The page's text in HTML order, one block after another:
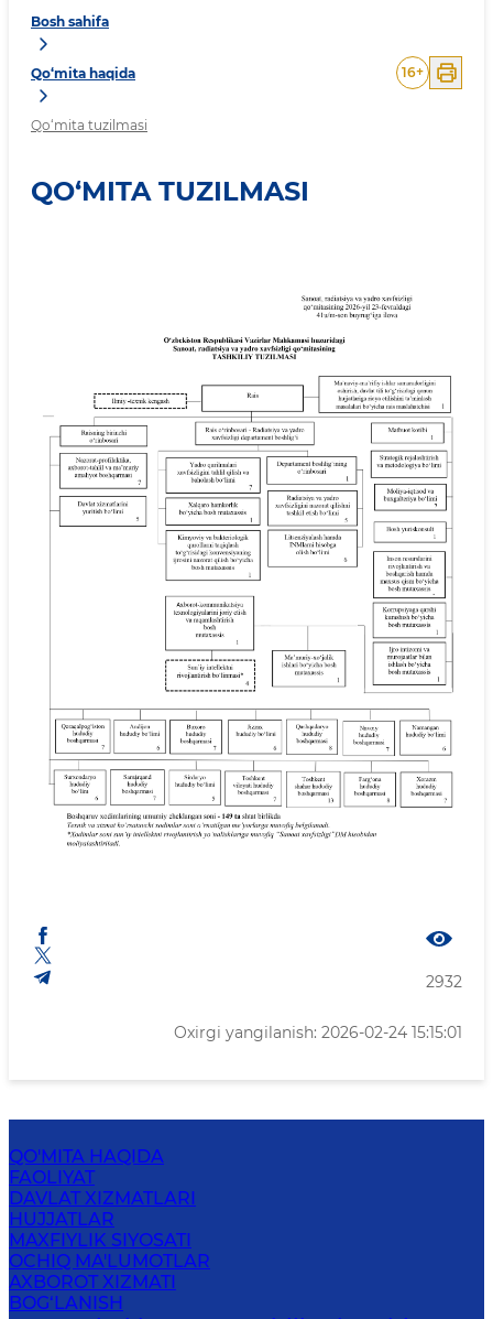
Bosh sahifa
Qo‘mita haqida
Qo‘mita tuzilmasi
16+
QO‘MITA TUZILMASI
2932
Oxirgi yangilanish: 2026-02-24 15:15:01
QO'MITA HAQIDA
FAOLIYAT
DAVLAT XIZMATLARI
HUJJATLAR
MAXFIYLIK SIYOSATI
OCHIQ MA'LUMOTLAR
AXBOROT XIZMATI
BOG‘LANISH